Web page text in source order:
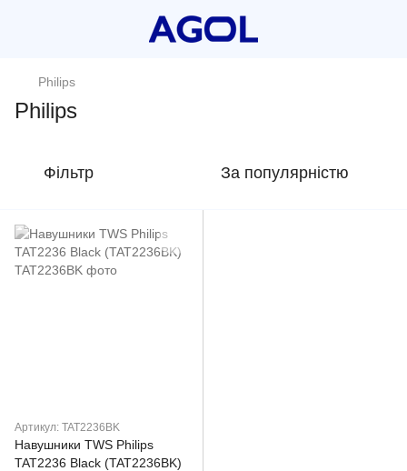
Philips
Philips
Фільтр За популярністю
Артикул: TAT2236BK
Навушники TWS Philips
TAT2236 Black (TAT2236BK)